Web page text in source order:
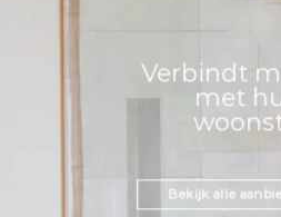
Verbindt
met
Bekijk alle